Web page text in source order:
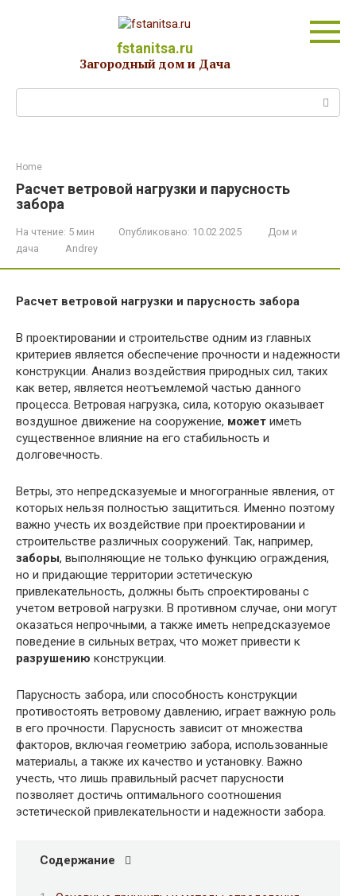
fstanitsa.ru
Загородный дом и Дача
Home
Расчет ветровой нагрузки и парусность
забора
На чтение: 5 мин Опубликовано: 10.02.2025
Дом и
дача
Andrey
Расчет ветровой нагрузки и парусность забора
В проектировании и строительстве одним из главных
критериев является обеспечение прочности и надежности
конструкции. Анализ воздействия природных сил, таких
как ветер, является неотъемлемой частью данного
процесса. Ветровая нагрузка, сила, которую оказывает
воздушное движение на сооружение, может иметь
существенное влияние на его стабильность и
долговечность.
Ветры, это непредсказуемые и многогранные явления, от
которых нельзя полностью защититься. Именно поэтому
важно учесть их воздействие при проектировании и
строительстве различных сооружений. Так, например,
заборы, выполняющие не только функцию ограждения,
но и придающие территории эстетическую
привлекательность, должны быть спроектированы с
учетом ветровой нагрузки. В противном случае, они могут
оказаться непрочными, а также иметь непредсказуемое
поведение в сильных ветрах, что может привести к
разрушению конструкции.
Парусность забора, или способность конструкции
противостоять ветровому давлению, играет важную роль
в его прочности. Парусность зависит от множества
факторов, включая геометрию забора, использованные
материалы, а также их качество и установку. Важно
учесть, что лишь правильный расчет парусности
позволяет достичь оптимального соотношения
эстетической привлекательности и надежности забора.
Содержание